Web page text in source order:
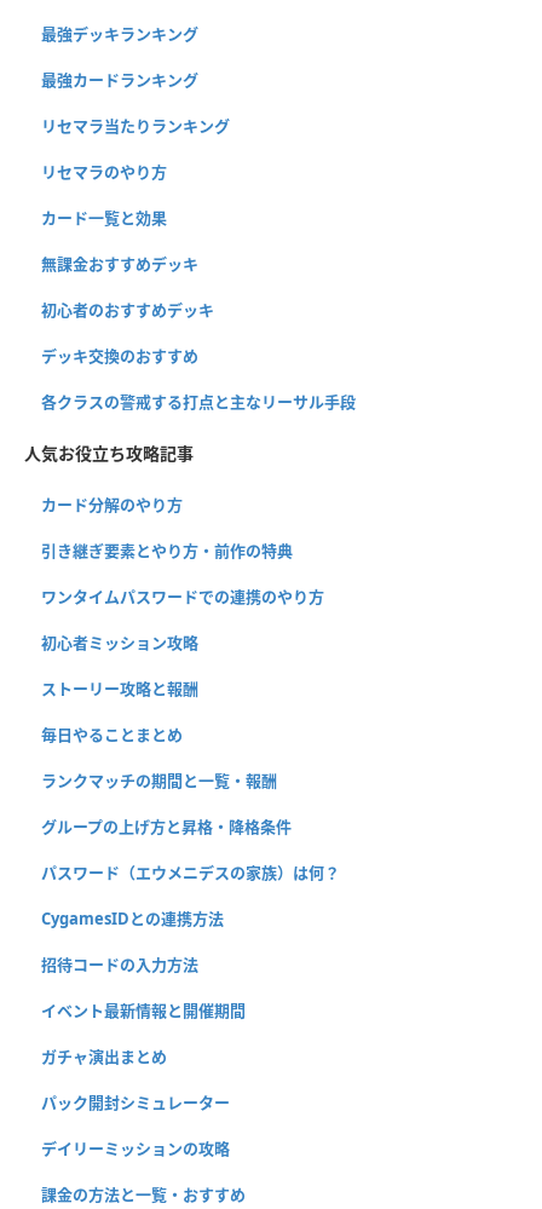
最強デッキランキング
最強カードランキング
リセマラ当たりランキング
リセマラのやり方
カード一覧と効果
無課金おすすめデッキ
初心者のおすすめデッキ
デッキ交換のおすすめ
各クラスの警戒する打点と主なリーサル手段
人気お役立ち攻略記事
カード分解のやり方
引き継ぎ要素とやり方・前作の特典
ワンタイムパスワードでの連携のやり方
初心者ミッション攻略
ストーリー攻略と報酬
毎日やることまとめ
ランクマッチの期間と一覧・報酬
グループの上げ方と昇格・降格条件
パスワード（エウメニデスの家族）は何？
CygamesIDとの連携方法
招待コードの入力方法
イベント最新情報と開催期間
ガチャ演出まとめ
パック開封シミュレーター
デイリーミッションの攻略
課金の方法と一覧・おすすめ